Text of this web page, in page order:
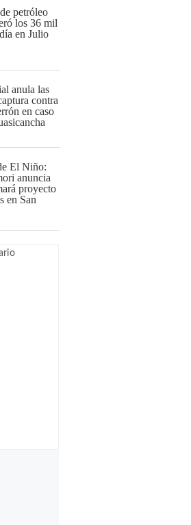
petróleo
los 36 mil
en Julio
anula las
contra
en caso
El Niño:
anuncia
proyecto
en San